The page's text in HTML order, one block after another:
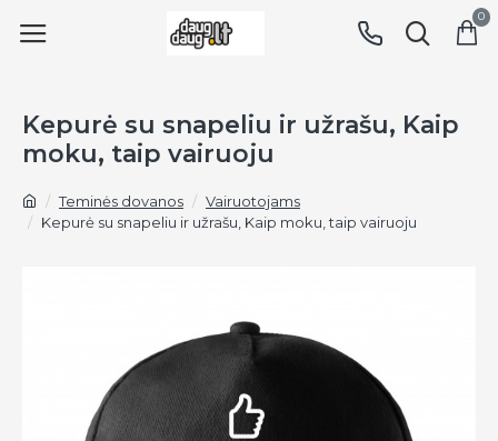
0
Teminės dovanos
Vairuotojams
Kepurė su snapeliu ir užrašu, Kaip moku, taip vairuoju
Kepurė su snapeliu ir užrašu, Kaip
moku, taip vairuoju